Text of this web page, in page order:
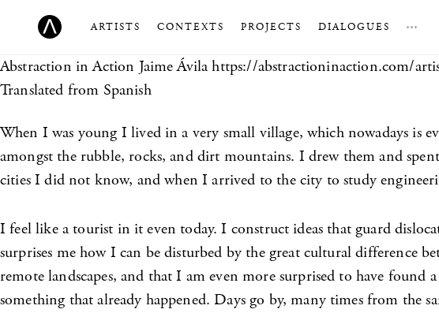
ARTISTS CONTEXTS PROJECTS DIALOGUES …
Abstraction in Action Jaime Ávila https://abstractioninaction.com/
Translated from Spanish
When I was young I lived in a very small village, which nowadays is
amongst the rubble, rocks, and dirt mountains. I drew them and
cities I did not know, and when I arrived to the city to study
I feel like a tourist in it even today. I construct ideas that guard
surprises me how I can be disturbed by the great cultural difference
remote landscapes, and that I am even more surprised to have
something that already happened. Days go by, many times from the